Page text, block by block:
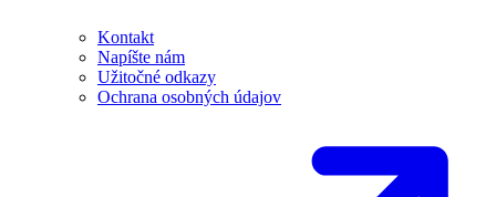
Kontakt
Napíšte nám
Užitočné odkazy
Ochrana osobných údajov